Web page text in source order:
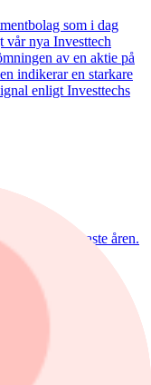
som i dag
vår nya Investtech
av en aktie på
indikerar en starkare
enligt Investtechs
de senaste åren.
lika